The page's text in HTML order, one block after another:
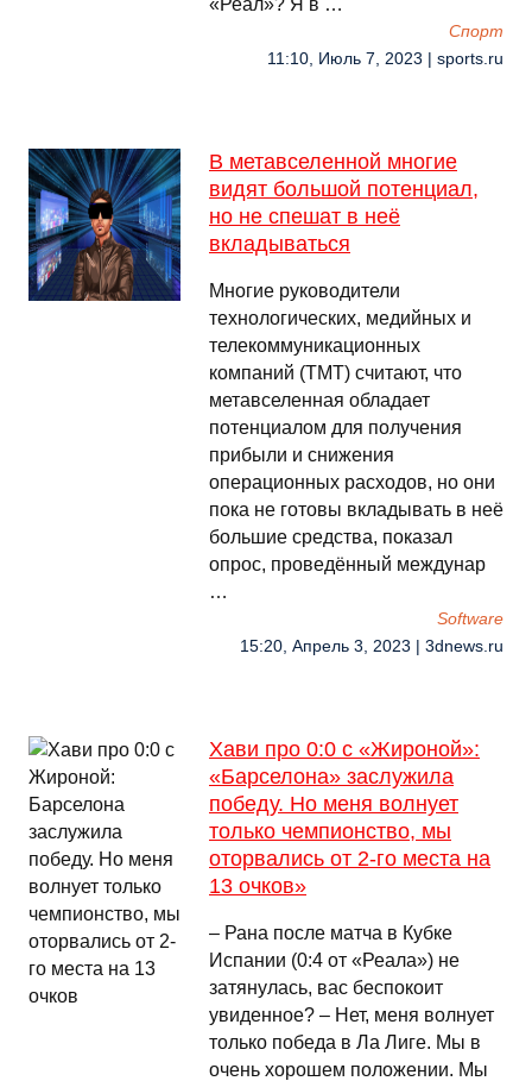
«Реал»? Я в …
Спорт
11:10, Июль 7, 2023 | sports.ru
В метавселенной многие
видят большой потенциал,
но не спешат в неё
вкладываться
Многие руководители
технологических, медийных и
телекоммуникационных
компаний (TMT) считают, что
метавселенная обладает
потенциалом для получения
прибыли и снижения
операционных расходов, но они
пока не готовы вкладывать в неё
большие средства, показал
опрос, проведённый междунар
…
Software
15:20, Апрель 3, 2023 | 3dnews.ru
Хави про 0:0 с «Жироной»:
«Барселона» заслужила
победу. Но меня волнует
только чемпионство, мы
оторвались от 2-го места на
13 очков»
– Рана после матча в Кубке
Испании (0:4 от «Реала») не
затянулась, вас беспокоит
увиденное? – Нет, меня волнует
только победа в Ла Лиге. Мы в
очень хорошем положении. Мы